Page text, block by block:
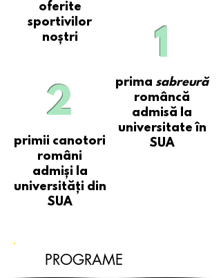
oferite
sportivilor
noștri
2
primii canotori
români
admiși la
universități din
SUA
1
prima sabreură
româncă
admisă la
universitate în
SUA
PROGRAME